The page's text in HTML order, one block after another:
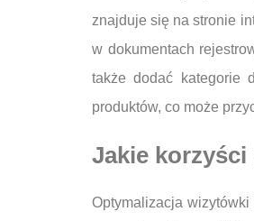
znajduje się na stronie
w dokumentach
także dodać kategorie
produktów, co może
Jakie
Optymalizacja